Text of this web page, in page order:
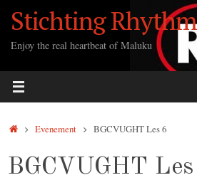
naarStichting
Enjoy the real heartbeat of Maluku
HomeEvenement BGCVUGHT Les 6
BGCVUGHT